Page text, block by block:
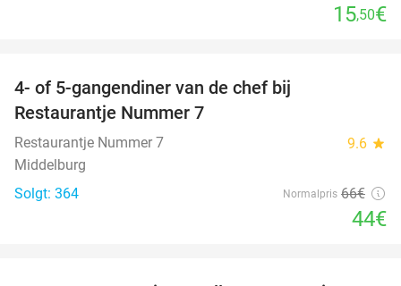
15,50€
4- of 5-gangendiner van de chef bij
Restaurantje Nummer 7
Restaurantje Nummer 7 9.6 star
Middelburg
Solgt: 364
Normalpris 66€
44€